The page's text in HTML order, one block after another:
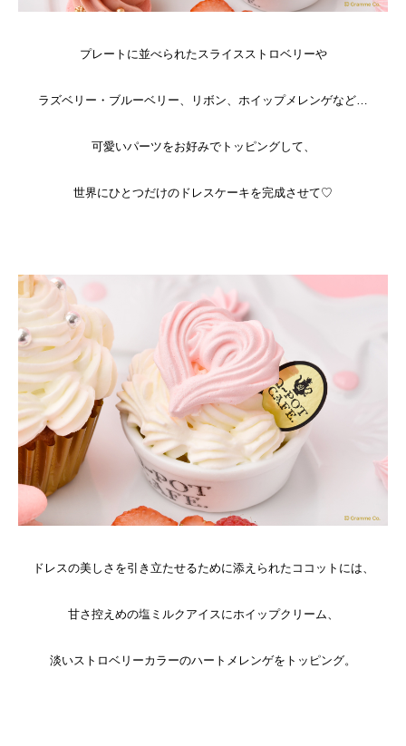
プレートに並べられたスライスストロベリーや
ラズベリー・ブルーベリー、リボン、ホイップメレンゲなど…
可愛いパーツをお好みでトッピングして、
世界にひとつだけのドレスケーキを完成させて♡
ドレスの美しさを引き立たせるために添えられたココットには、
甘さ控えめの塩ミルクアイスにホイップクリーム、
淡いストロベリーカラーのハートメレンゲをトッピング。